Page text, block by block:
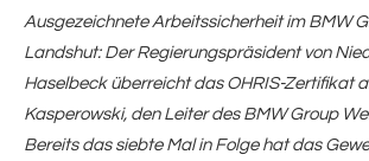
Ausgezeichnete Arbeitssicherheit im BMW
Landshut: Der Regierungspräsident von
Haselbeck überreicht das OHRIS-Zertifikat
Kasperowski, den Leiter des BMW Group
Bereits das siebte Mal in Folge hat das